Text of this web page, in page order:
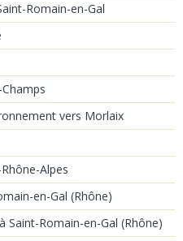
Romain-en-Gal
vers Morlaix
Alpes
en-Gal (Rhône)
Saint-Romain-en-Gal (Rhône)